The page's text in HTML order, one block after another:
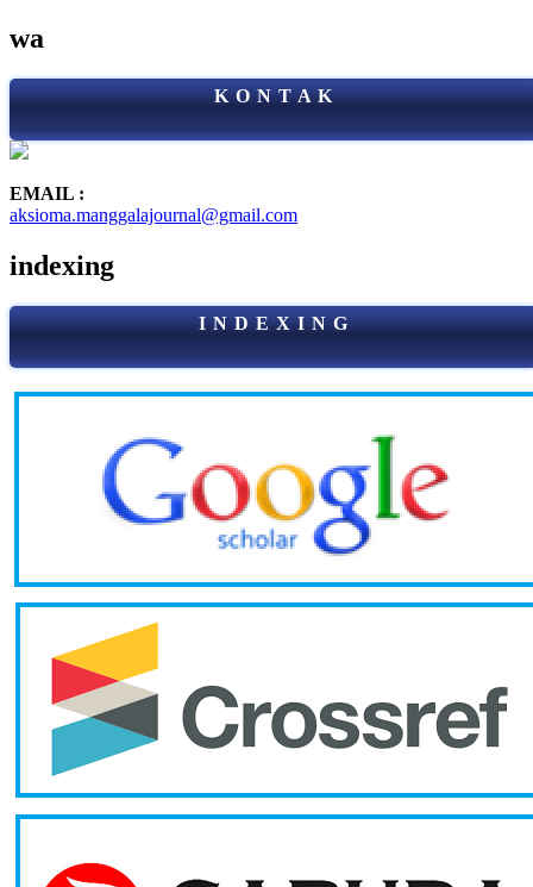
wa
K O N T A K
EMAIL :
aksioma.manggalajournal@gmail.com
indexing
I N D E X I N G